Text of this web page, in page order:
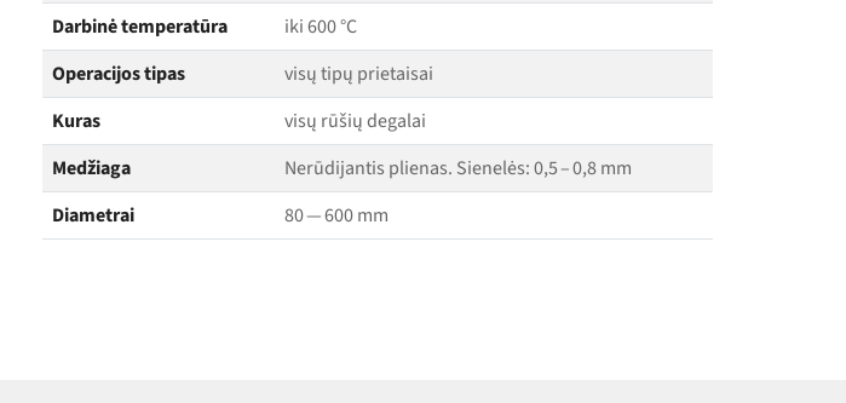
Darbinė temperatūra
iki 600 °C
Operacijos tipas
visų tipų prietaisai
Kuras
visų rūšių degalai
Medžiaga
Nerūdijantis plienas. Sienelės: 0,5 – 0,8 mm
Diametrai
80 — 600 mm